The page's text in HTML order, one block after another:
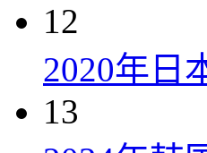
12
2020年日
13